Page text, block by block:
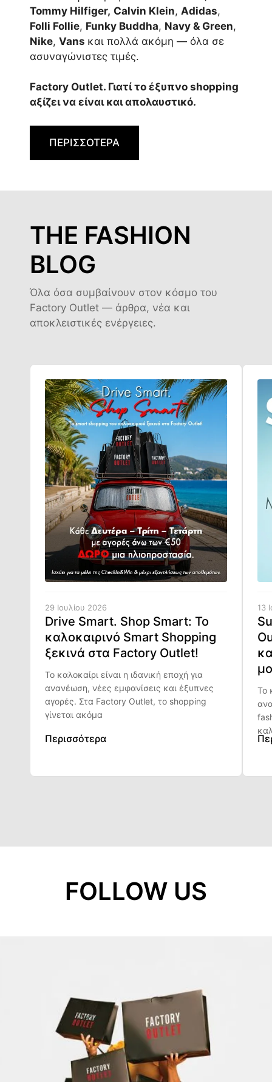
Tommy Hilfiger, Calvin Klein, Adidas,
Folli Follie, Funky Buddha, Navy & Green,
Nike, Vans και πολλά ακόμη — όλα σε
ασυναγώνιστες τιμές.
Factory Outlet. Γιατί το έξυπνο shopping
αξίζει να είναι και απολαυστικό.
ΠΕΡΙΣΣΟΤΕΡΑ
THE FASHION
BLOG
Όλα όσα συμβαίνουν στον κόσμο του
Factory Outlet — άρθρα, νέα και
αποκλειστικές ενέργειες.
29 Ιουλίου 2026
Drive Smart. Shop Smart: Το
καλοκαιρινό Smart Shopping
ξεκινά στα Factory Outlet!
Το καλοκαίρι είναι η ιδανική εποχή για
ανανέωση, νέες εμφανίσεις και έξυπνες
αγορές. Στα Factory Outlet, το shopping
γίνεται ακόμα
Περισσότερα
13
Το
FOLLOW US